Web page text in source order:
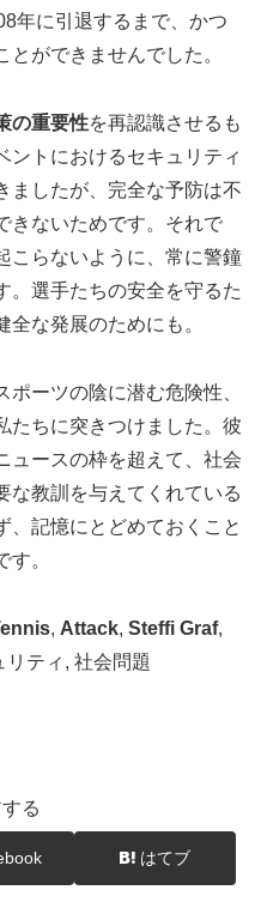
年に引退するまで、かつ
ができませんでした。
の重要性を再認識させるも
ントにおけるセキュリティ
ましたが、完全な予防は不
きないためです。それで
こらないように、常に警鐘
。選手たちの安全を守るた
な発展のためにも。
ポーツの陰に潜む危険性、
たちに突きつけました。彼
ュースの枠を超えて、社会
な教訓を与えてくれている
、記憶にとどめておくこと
。
, Attack, Steffi Graf,
リティ, 社会問題
る
はてブ